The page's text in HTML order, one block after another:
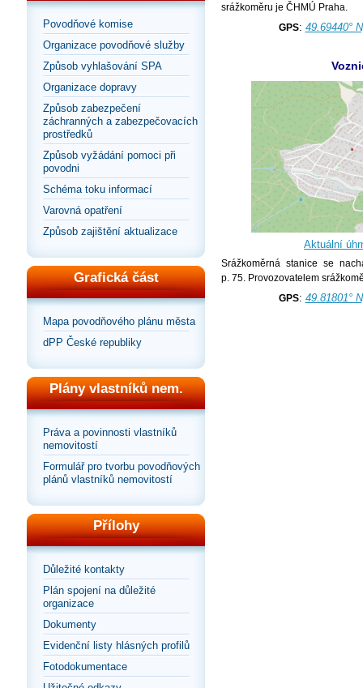
Povodňové komise
Organizace povodňové služby
Způsob vyhlašování SPA
Organizace dopravy
Způsob zabezpečení
záchranných a zabezpečovacích
prostředků
Způsob vyžádání pomoci při
povodni
Schéma toku informací
Varovná opatření
Způsob zajištění aktualizace
Grafická část
Mapa povodňového plánu města
dPP České republiky
Plány vlastníků nem.
Práva a povinnosti vlastníků
nemovitostí
Formulář pro tvorbu povodňových
plánů vlastníků nemovitostí
Přílohy
Důležité kontakty
Plán spojení na důležité
organizace
Dokumenty
Evidenční listy hlásných profilů
Fotodokumentace
srážkoměru je ČHMÚ Praha.
GPS: 49.69440°
Aktuální
Srážkoměrná stanice se
p. 75. Provozovatelem
GPS: 49.81801°